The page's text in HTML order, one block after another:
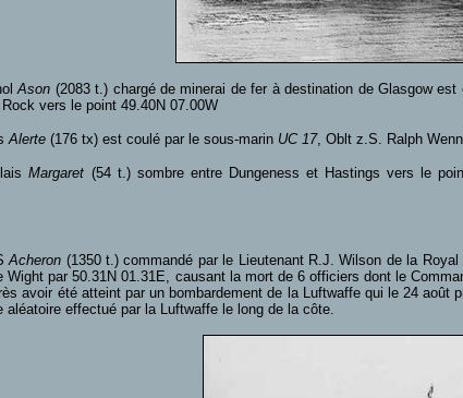
Ason (2083 t.) chargé de minerai de fer à destination de Glasgow est
Rock vers le point 49.40N 07.00W
Alerte (176 tx) est coulé par le sous-marin UC 17, Oblt z.S. Ralph
Margaret (54 t.) sombre entre Dungeness et Hastings vers le
Acheron (1350 t.) commandé par le Lieutenant R.J. Wilson de la
Wight par 50.31N 01.31E, causant la mort de 6 officiers dont le
avoir été atteint par un bombardement de la Luftwaffe qui le 24
aléatoire effectué par la Luftwaffe le long de la côte.